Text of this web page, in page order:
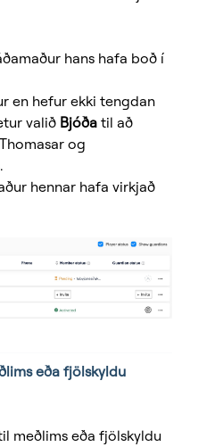
hans hafa boð í
en hefur ekki tengdan
valið Bjóða til að
og
hennar hafa virkjað
eða fjölskyldu
meðlims eða fjölskyldu